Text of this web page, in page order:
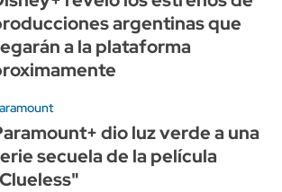
argentinas que
a la plataforma
dio luz verde a una
secuela de la película